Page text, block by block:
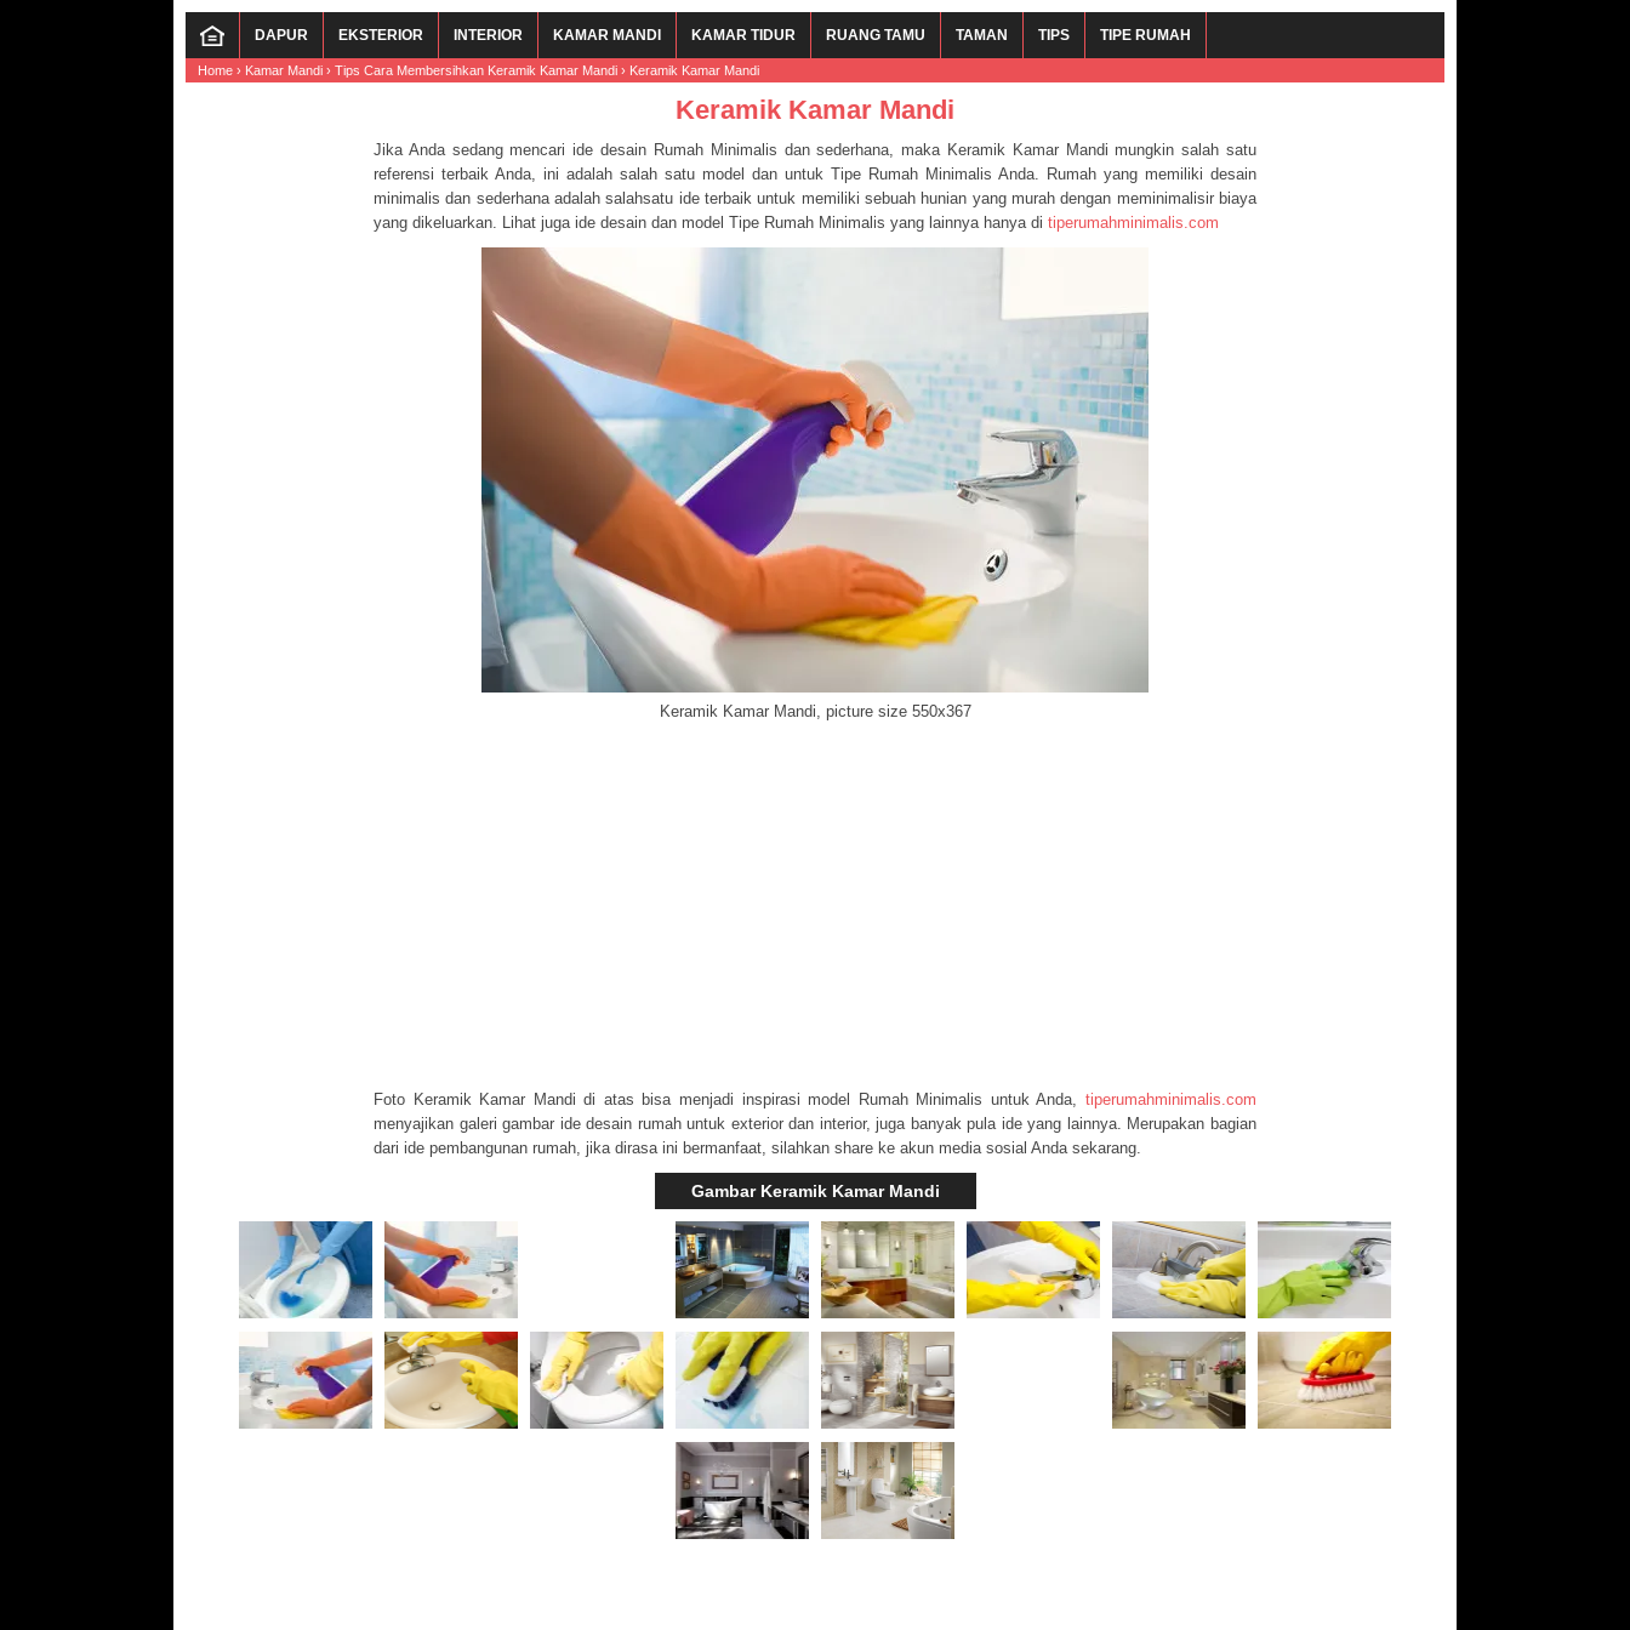
DAPUR EKSTERIOR INTERIOR KAMAR MANDI KAMAR TIDUR RUANG TAMU TAMAN TIPS TIPE RUMAH
Home › Kamar Mandi › Tips Cara Membersihkan Keramik Kamar Mandi › Keramik Kamar Mandi
Keramik Kamar Mandi
Jika Anda sedang mencari ide desain Rumah Minimalis dan sederhana, maka Keramik Kamar Mandi mungkin salah satu
referensi terbaik Anda, ini adalah salah satu model dan untuk Tipe Rumah Minimalis Anda. Rumah yang memiliki desain
minimalis dan sederhana adalah salahsatu ide terbaik untuk memiliki sebuah hunian yang murah dengan meminimalisir biaya
yang dikeluarkan. Lihat juga ide desain dan model Tipe Rumah Minimalis yang lainnya hanya di tiperumahminimalis.com
Keramik Kamar Mandi, picture size 550x367
Foto Keramik Kamar Mandi di atas bisa menjadi inspirasi model Rumah Minimalis untuk Anda, tiperumahminimalis.com
menyajikan galeri gambar ide desain rumah untuk exterior dan interior, juga banyak pula ide yang lainnya. Merupakan bagian
dari ide pembangunan rumah, jika dirasa ini bermanfaat, silahkan share ke akun media sosial Anda sekarang.
Gambar Keramik Kamar Mandi